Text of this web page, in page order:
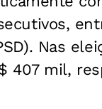
Nas
407 mil,